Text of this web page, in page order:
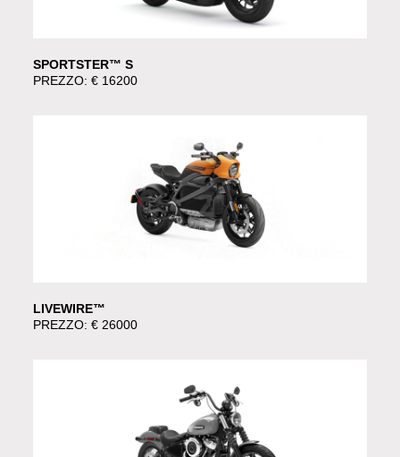
SPORTSTER™ S
PREZZO: € 16200
LIVEWIRE™
PREZZO: € 26000